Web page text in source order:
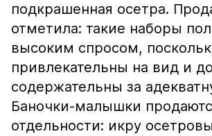
подкрашенная осетра.
отметила: такие наборы
высоким спросом,
привлекательны на вид и
содержательны за
Баночки-малышки
отдельности: икру